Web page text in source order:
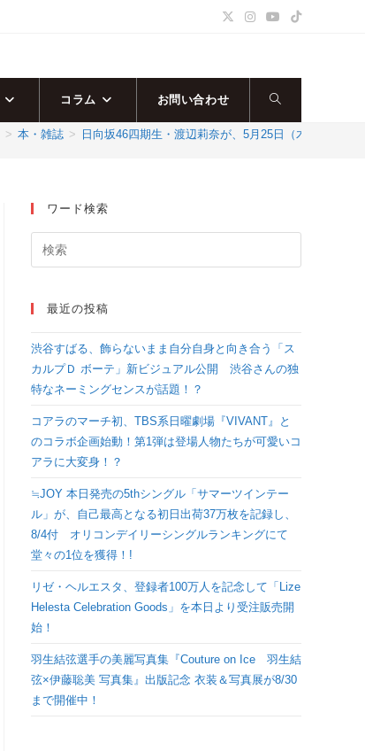
コラム お問い合わせ ウ
ェ
サ
の
を
ト
グ
> 本・雑誌 > 日向坂46四期生・渡辺莉奈が、5月25日（木）発売「
ワード検索
最近の投稿
渋谷すばる、飾らないまま自分自身と向き合う「ス
カルプＤ ボーテ」新ビジュアル公開 渋谷さんの独
特なネーミングセンスが話題！？
コアラのマーチ初、TBS系日曜劇場『VIVANT』と
のコラボ企画始動！第1弾は登場人物たちが可愛いコ
アラに大変身！？
≒JOY 本日発売の5thシングル「サマーツインテー
ル」が、自己最高となる初日出荷37万枚を記録し、
8/4付 オリコンデイリーシングルランキングにて
堂々の1位を獲得！!
リゼ・ヘルエスタ、登録者100万人を記念して「Lize
Helesta Celebration Goods」を本日より受注販売開
始！
羽生結弦選手の美麗写真集『Couture on Ice 羽生結
弦×伊藤聡美 写真集』出版記念 衣装＆写真展が8/30
まで開催中！